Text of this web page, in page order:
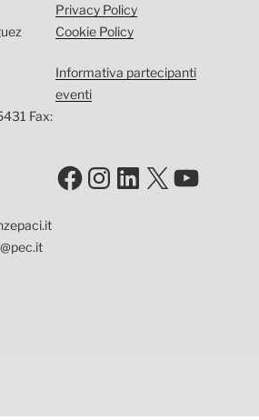
Fax:
Privacy Policy
Cookie Policy
Informativa partecipanti
eventi
Facebook
Instagram
LinkedIn
X